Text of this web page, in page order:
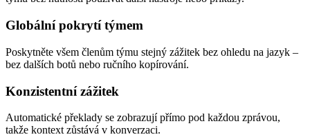
Globální pokrytí týmem
Poskytněte všem členům týmu stejný zážitek bez ohledu na jazyk –
bez dalších botů nebo ručního kopírování.
Konzistentní zážitek
Automatické překlady se zobrazují přímo pod každou zprávou,
takže kontext zůstává v konverzaci.